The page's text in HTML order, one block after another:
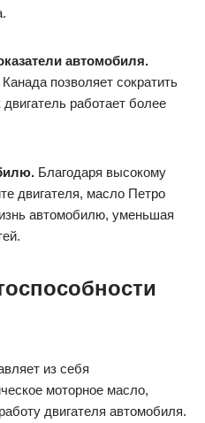
автомобиля.
позволяет сократить
работает более
Благодаря высокому
двигателя, масло Петро
автомобилю, уменьшая
из себя
моторное масло,
двигателя автомобиля.